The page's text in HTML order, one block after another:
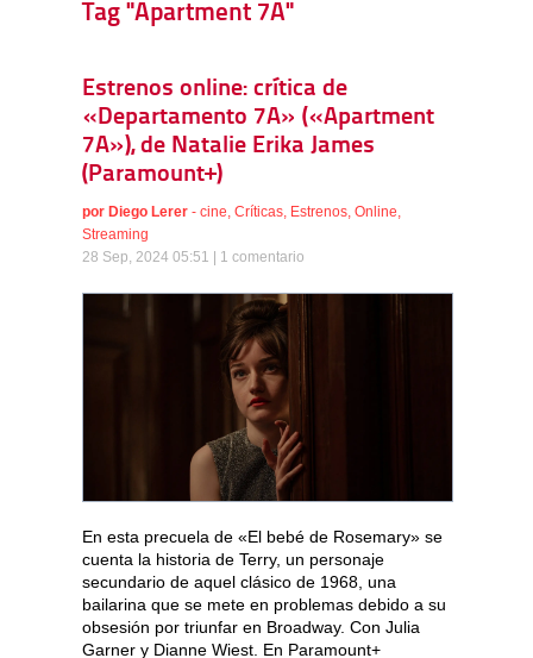
Tag "Apartment 7A"
Estrenos online: crítica de
«Departamento 7A» («Apartment
7A»), de Natalie Erika James
(Paramount+)
por Diego Lerer - cine, Críticas, Estrenos, Online,
Streaming
28 Sep, 2024 05:51 | 1 comentario
En esta precuela de «El bebé de Rosemary» se
cuenta la historia de Terry, un personaje
secundario de aquel clásico de 1968, una
bailarina que se mete en problemas debido a su
obsesión por triunfar en Broadway. Con Julia
Garner y Dianne Wiest. En Paramount+